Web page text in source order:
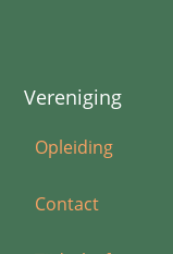
Vereniging
Opleiding
Contact